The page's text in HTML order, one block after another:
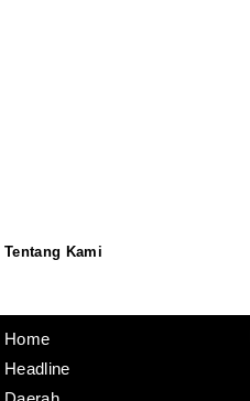
Tentang Kami
Home
Headline